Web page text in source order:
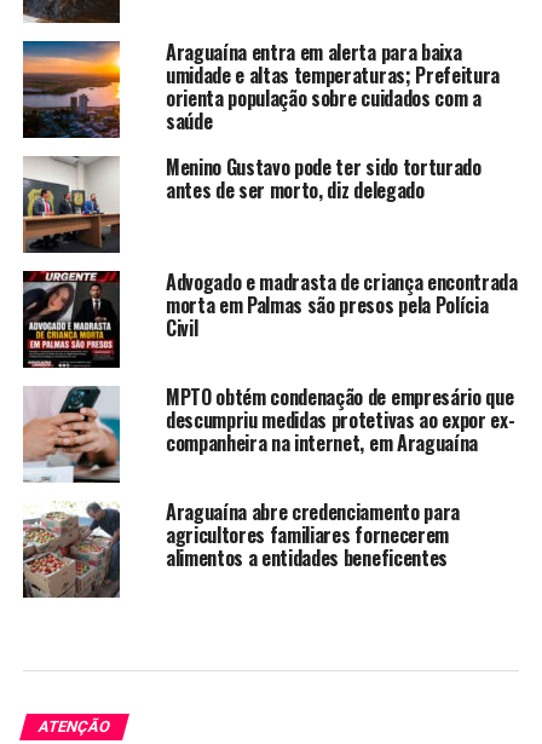
Araguaína entra em alerta para baixa
umidade e altas temperaturas; Prefeitura
orienta população sobre cuidados com a
saúde
Menino Gustavo pode ter sido torturado
antes de ser morto, diz delegado
Advogado e madrasta de criança encontrada
morta em Palmas são presos pela Polícia
Civil
MPTO obtém condenação de empresário que
descumpriu medidas protetivas ao expor ex-
companheira na internet, em Araguaína
Araguaína abre credenciamento para
agricultores familiares fornecerem
alimentos a entidades beneficentes
ATENÇÃO